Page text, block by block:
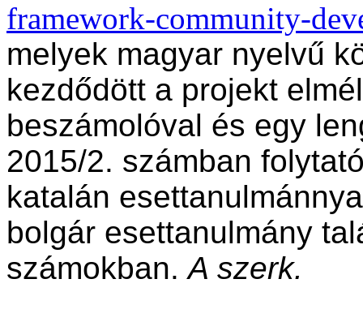
framework-community-
melyek magyar nyelvű
kezdődött a projekt
beszámolóval és egy
2015/2. számban
katalán
bolgár esettanulmány
számokban.A szerk.